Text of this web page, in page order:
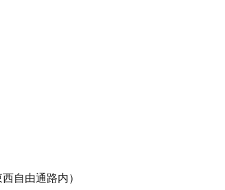
自由通路内）